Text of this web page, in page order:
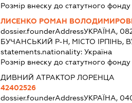
Розмір внеску до статутного
ЛИСЕНКО РОМАН
dossier.founderAddressУКРАЇНА,
БУЧАНСЬКИЙ Р-Н, МІСТО ІРПІНЬ,
statements.nationality:Україна
Розмір внеску до статутного
ДИВНИЙ АТРАКТОР ЛОРЕНЦА
42402526
dossier.founderAddressУКРАЇНА,